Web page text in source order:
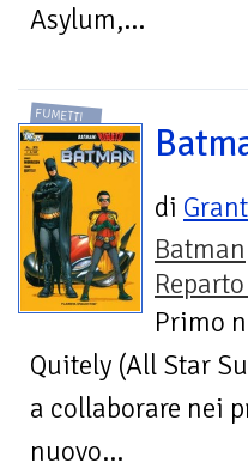
Asylum,...
FUMETTI
di
Batman
Primo
Quitely (All Star
a collaborare nei
nuovo...